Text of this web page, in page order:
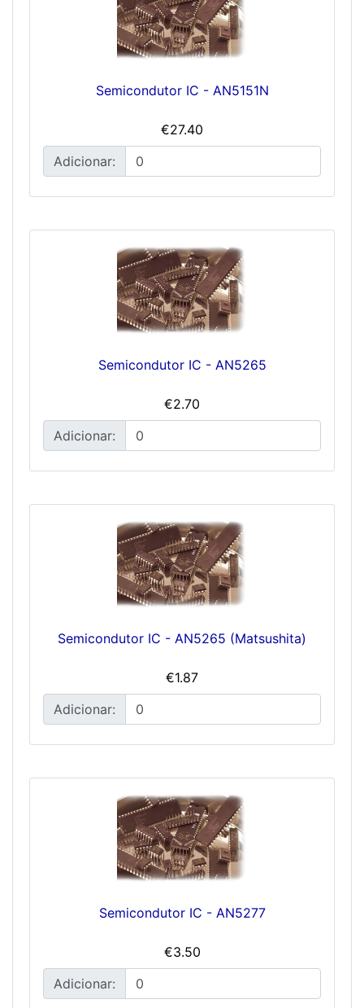
Semicondutor IC - AN5151N
€27.40
Adicionar:
Semicondutor IC - AN5265
€2.70
Adicionar:
Semicondutor IC - AN5265 (Matsushita)
€1.87
Adicionar:
Semicondutor IC - AN5277
€3.50
Adicionar: